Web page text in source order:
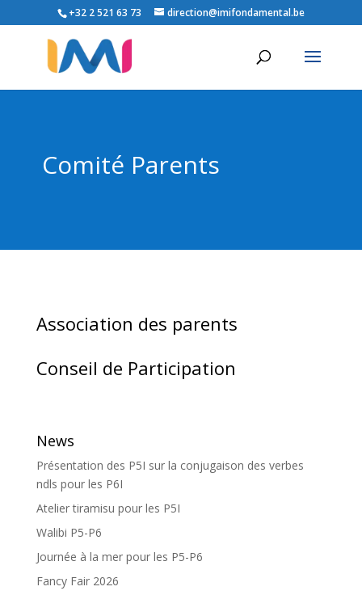
+32 2 521 63 73 direction@imifondamental.be
Comité Parents
Association des parents
Conseil de Participation
News
Présentation des P5I sur la conjugaison des verbes
ndls pour les P6I
Atelier tiramisu pour les P5I
Walibi P5-P6
Journée à la mer pour les P5-P6
Fancy Fair 2026